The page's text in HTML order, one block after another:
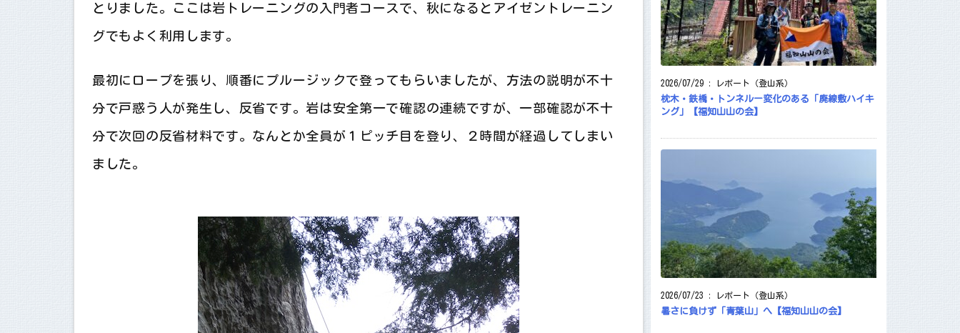
とりました。ここは岩トレーニングの入門者コースで、秋になるとアイゼントレーニン
グでもよく利用します。
最初にロープを張り、順番にプルージックで登ってもらいましたが、方法の説明が不十
分で戸惑う人が発生し、反省です。岩は安全第一で確認の連続ですが、一部確認が不十
分で次回の反省材料です。なんとか全員が１ピッチ目を登り、２時間が経過してしまい
ました。
2026/07/29 : レポート（登山系）
枕木・鉄橋・トンネルー変化のある「廃線敷ハイキ
ング」【福知山山の会】
2026/07/23 : レポート（登山系）
暑さに負けず「青葉山」へ【福知山山の会】